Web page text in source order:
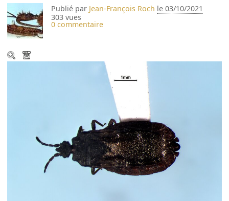
Publié par Jean-François Roch le 03/10/2021
303 vues
0 commentaire